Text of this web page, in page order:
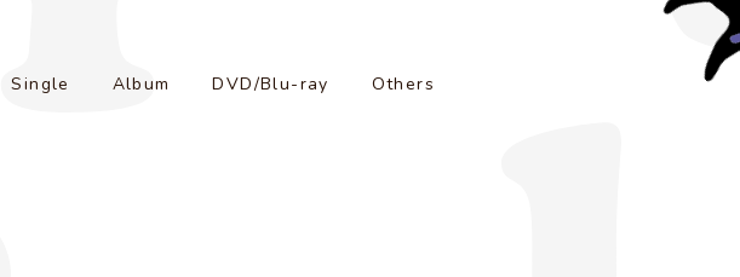
Single Album DVD/Blu-ray Others